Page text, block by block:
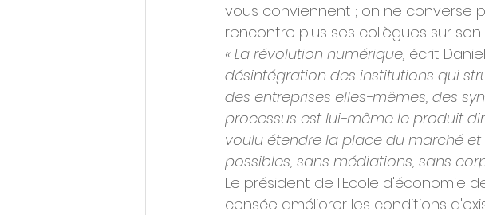
vous conviennent ; on ne converse
rencontre plus ses collègues sur
« La révolution numérique, écrit
désintégration des institutions qui
des entreprises elles-mêmes, des
processus est lui-même le produit
voulu étendre la place du marché
possibles, sans médiations, sans
Le président de l'Ecole d'économie
censée améliorer les conditions